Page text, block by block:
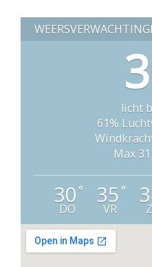
licht
61%
Max
30°
DO
35°
VR